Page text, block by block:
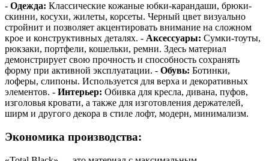
- Одежда: Классические кожаные юбки-карандаши, брюки-
скинни, косухи, жилеты, корсеты. Черный цвет визуально
стройнит и позволяет акцентировать внимание на сложном
крое и конструктивных деталях. - Аксессуары: Сумки-тоуты,
рюкзаки, портфели, кошельки, ремни. Здесь материал
демонстрирует свою прочность и способность сохранять
форму при активной эксплуатации. - Обувь: Ботинки,
лоферы, слипоны. Используется для верха и декоративных
элементов. - Интерьер: Обивка для кресла, дивана, пуфов,
изголовья кровати, а также для изготовления держателей,
ширм и другого декора в стиле лофт, модерн, минимализм.
Экономика производства: